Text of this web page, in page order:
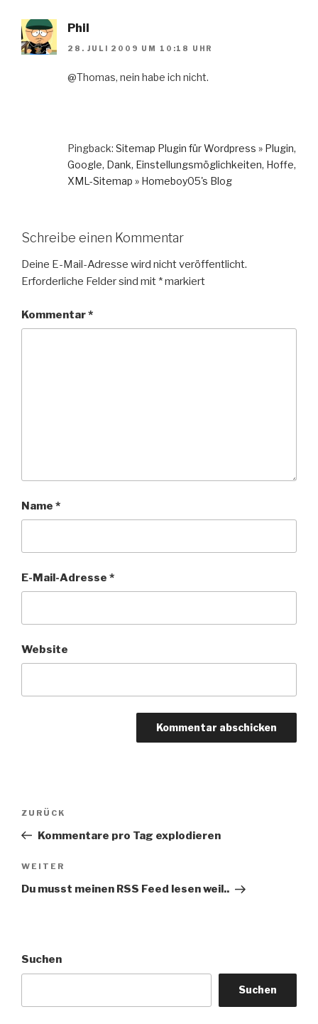
Phil
28. JULI 2009 UM 10:18 UHR
@Thomas, nein habe ich nicht.
Pingback: Sitemap Plugin für Wordpress » Plugin,
Google, Dank, Einstellungsmöglichkeiten, Hoffe,
XML-Sitemap » Homeboy05's Blog
Schreibe einen Kommentar
Deine E-Mail-Adresse wird nicht veröffentlicht.
Erforderliche Felder sind mit *markiert
Kommentar*
Name *
E-Mail-Adresse *
Website
Beitragsnavigation
Vorheriger
Beitrag
ZURÜCK
Kommentare pro Tag explodieren
Nächster
Beitrag
WEITER
Du musst meinen RSS Feed lesen weil..
Suchen
Suchen